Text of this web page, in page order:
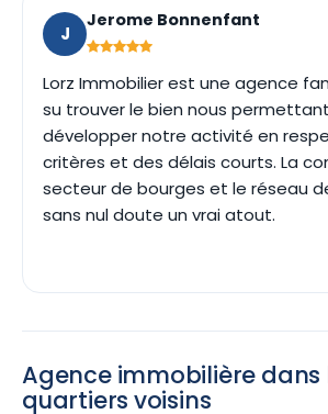
J
Jerome Bonnenfant
Lorz Immobilier est une agence
su trouver le bien nous
développer notre activité en
critères et des délais courts. La
secteur de bourges et le réseau
sans nul doute un vrai atout.
Agence immobilière dans
quartiers voisins